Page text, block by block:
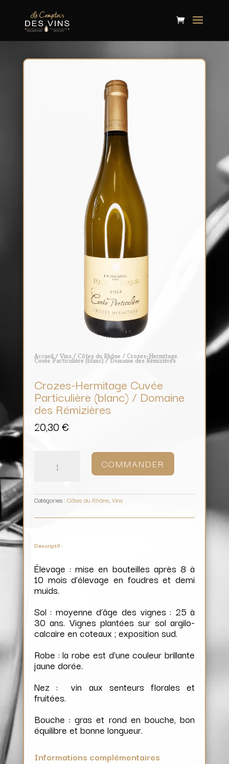
Accueil/Vins/ Côtes du Rhône / Crozes-Hermitage
Cuvée Particulière (blanc) / Domaine des Rémizières
Crozes-Hermitage Cuvée
Particulière (blanc) / Domaine
des Rémizières
20,30€
Hermitage
des
Rémizières
COMMANDER
Catégories : Côtes du Rhône, Vins
Descriptif :
Élevage : mise en bouteilles après 8 à
10 mois d’élevage en foudres et demi
muids.
Sol : moyenne d’âge des vignes : 25 à
30 ans. Vignes plantées sur sol argilo-
calcaire en coteaux ; exposition sud.
Robe : la robe est d’une couleur brillante
jaune dorée.
Nez : vin aux senteurs florales et
fruitées.
Bouche : gras et rond en bouche, bon
équilibre et bonne longueur.
Informations complémentaires